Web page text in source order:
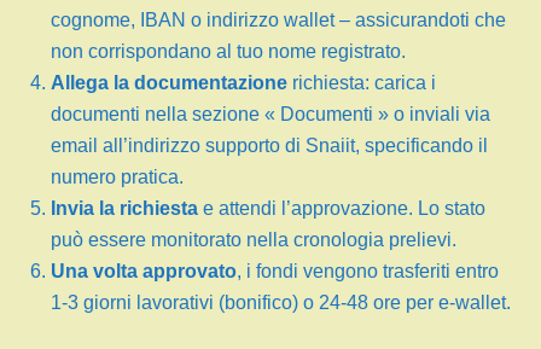
cognome, IBAN o indirizzo wallet – assicurandoti che
non corrispondano al tuo nome registrato.
Allega la documentazionerichiesta: carica i
documenti nella sezione « Documenti » o inviali via
email all’indirizzo supporto di Snaiit, specificando il
numero pratica.
Invia la richiestae attendi l’approvazione. Lo stato
può essere monitorato nella cronologia prelievi.
Una volta approvato, i fondi vengono trasferiti entro
1-3 giorni lavorativi (bonifico) o 24-48 ore per e-wallet.